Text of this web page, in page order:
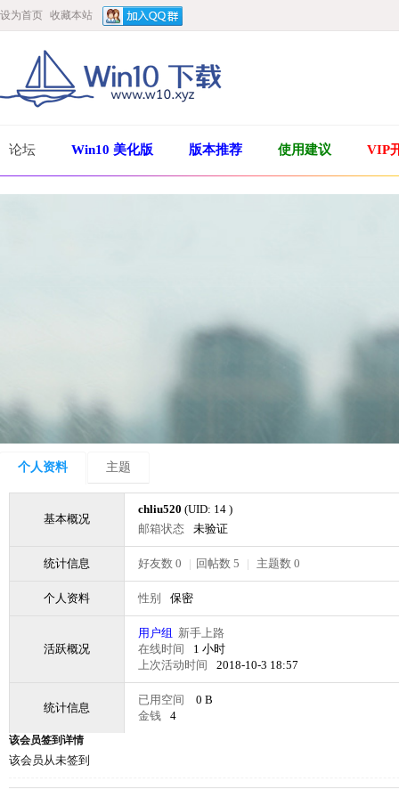
设为首页 收藏本站
论坛 Win10 美化版 版本推荐 使用建议 VIP
个人资料 主题
基本概况
chliu520 (UID: 14 )
邮箱状态
未验证
统计信息 好友数 0 | 回帖数 5 | 主题数 0
个人资料 性别 保密
活跃概况
用户组 新手上路
在线时间
1 小时
上次活动时间
2018-10-3 18:57
统计信息
已用空间
0 B
金钱
4
该会员签到详情
该会员从未签到